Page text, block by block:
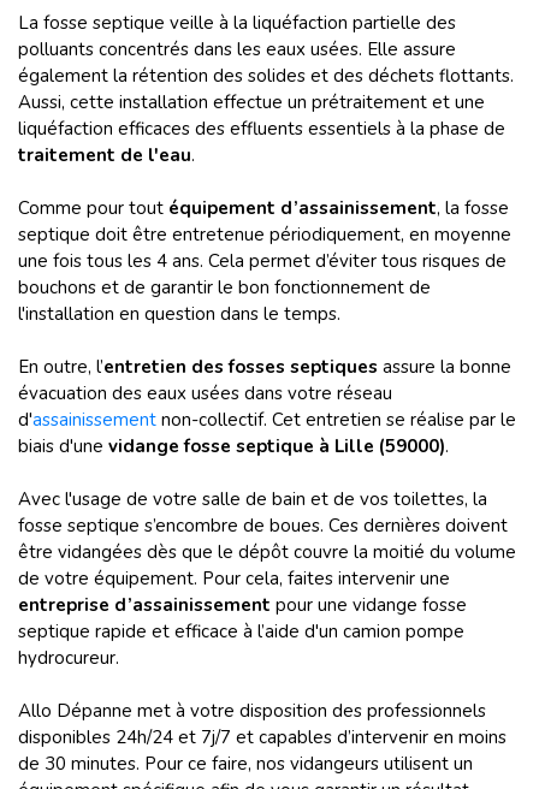
La fosse septique veille à la liquéfaction partielle des
polluants concentrés dans les eaux usées. Elle assure
également la rétention des solides et des déchets flottants.
Aussi, cette installation effectue un prétraitement et une
liquéfaction efficaces des effluents essentiels à la phase de
traitement de l'eau.
Comme pour tout équipement d’assainissement, la fosse
septique doit être entretenue périodiquement, en moyenne
une fois tous les 4 ans. Cela permet d’éviter tous risques de
bouchons et de garantir le bon fonctionnement de
l'installation en question dans le temps.
En outre, l’entretien des fosses septiques assure la bonne
évacuation des eaux usées dans votre réseau
d'assainissement non-collectif. Cet entretien se réalise par le
biais d'une vidange fosse septique à Lille (59000).
Avec l'usage de votre salle de bain et de vos toilettes, la
fosse septique s’encombre de boues. Ces dernières doivent
être vidangées dès que le dépôt couvre la moitié du volume
de votre équipement. Pour cela, faites intervenir une
entreprise d’assainissement pour une vidange fosse
septique rapide et efficace à l’aide d'un camion pompe
hydrocureur.
Allo Dépanne met à votre disposition des professionnels
disponibles 24h/24 et 7j/7 et capables d’intervenir en moins
de 30 minutes. Pour ce faire, nos vidangeurs utilisent un